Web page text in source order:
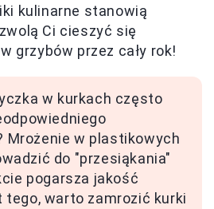
kulinarne stanowią
Ci cieszyć się
grzybów przez cały rok!
w kurkach często
Mrożenie w plastikowych
do "przesiąkania"
pogarsza jakość
tego, warto zamrozić kurki